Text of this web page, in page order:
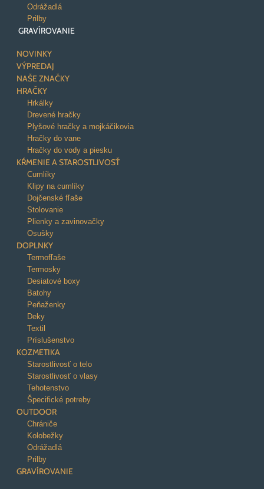
Odrážadlá
Prilby
GRAVÍROVANIE
NOVINKY
VÝPREDAJ
NAŠE ZNAČKY
HRAČKY
Hrkálky
Drevené hračky
Plyšové hračky a mojkáčikovia
Hračky do vane
Hračky do vody a piesku
KŔMENIE A STAROSTLIVOSŤ
Cumlíky
Klipy na cumlíky
Dojčenské fľaše
Stolovanie
Plienky a zavinovačky
Osušky
DOPLNKY
Termofľaše
Termosky
Desiatové boxy
Batohy
Peňaženky
Deky
Textil
Príslušenstvo
KOZMETIKA
Starostlivosť o telo
Starostlivosť o vlasy
Tehotenstvo
Špecifické potreby
OUTDOOR
Chrániče
Kolobežky
Odrážadlá
Prilby
GRAVÍROVANIE